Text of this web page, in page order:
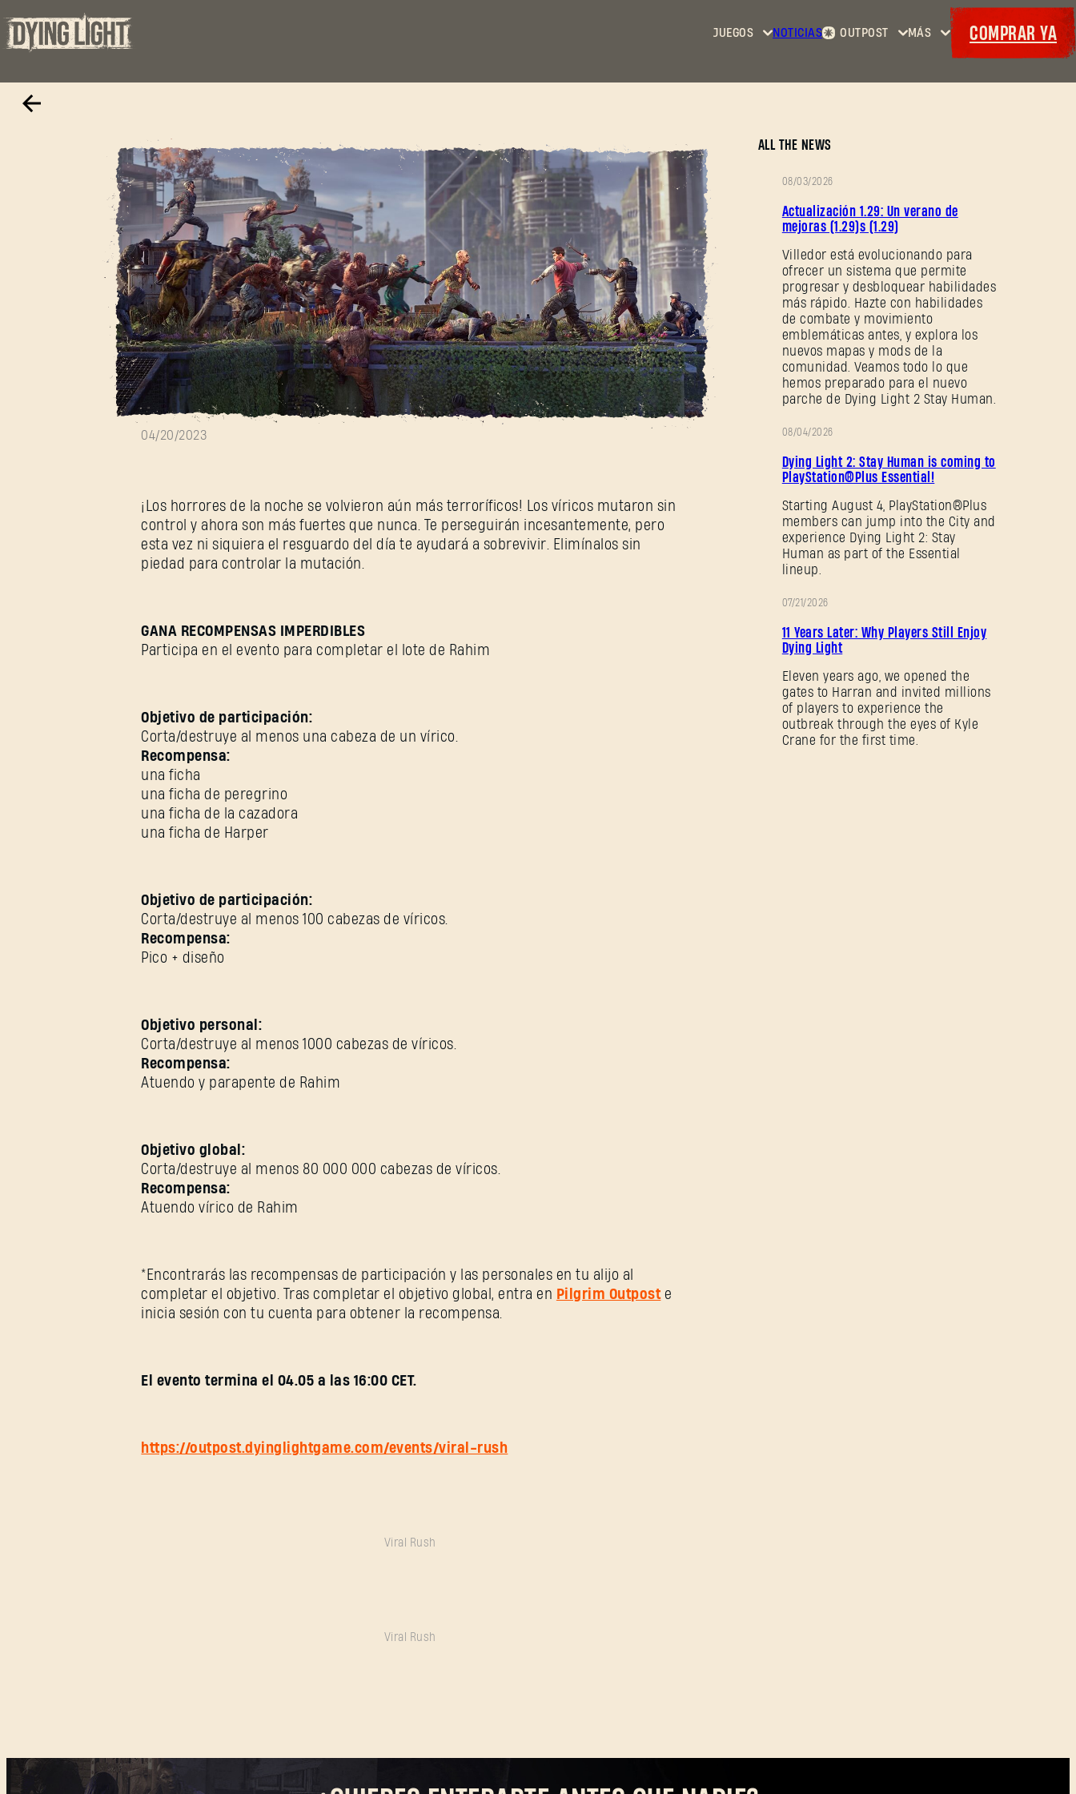
JUEGOS
Dying
Light
Human
NOTICIAS OUTPOST
Contratos
MÁS
Eventos
Cositas
COMPRAR YA
Viral Rush
04/20/2023
¡Los horrores de la noche se volvieron aún más terroríficos! Los víricos mutaron sin
control y ahora son más fuertes que nunca. Te perseguirán incesantemente, pero
esta vez ni siquiera el resguardo del día te ayudará a sobrevivir. Elimínalos sin
piedad para controlar la mutación.
GANA RECOMPENSAS IMPERDIBLES
Participa en el evento para completar el lote de Rahim
Objetivo de participación:
Corta/destruye al menos una cabeza de un vírico.
Recompensa:
una ficha
una ficha de peregrino
una ficha de la cazadora
una ficha de Harper
Objetivo de participación:
Corta/destruye al menos 100 cabezas de víricos.
Recompensa:
Pico + diseño
Objetivo personal:
Corta/destruye al menos 1000 cabezas de víricos.
Recompensa:
Atuendo y parapente de Rahim
Objetivo global:
Corta/destruye al menos 80 000 000 cabezas de víricos.
Recompensa:
Atuendo vírico de Rahim
*Encontrarás las recompensas de participación y las personales en tu alijo al
completar el objetivo. Tras completar el objetivo global, entra en Pilgrim Outposte
inicia sesión con tu cuenta para obtener la recompensa.
El evento termina el 04.05 a las 16:00 CET.
https://outpost.dyinglightgame.com/events/viral-rush
Viral Rush
Viral Rush
ALL THE NEWS
08/03/2026
Actualización 1.29: Un verano de
mejoras (1.29)s (1.29)
Villedor está evolucionando para
ofrecer un sistema que permite
progresar y desbloquear habilidades
más rápido. Hazte con habilidades
de combate y movimiento
emblemáticas antes, y explora los
nuevos mapas y mods de la
comunidad. Veamos todo lo que
hemos preparado para el nuevo
parche de Dying Light 2 Stay Human.
08/04/2026
Dying Light 2: Stay Human is coming to
PlayStation®Plus Essential!
Starting August 4, PlayStation®Plus
members can jump into the City and
experience Dying Light 2: Stay
Human as part of the Essential
lineup.
07/21/2026
11 Years Later: Why Players Still Enjoy
Dying Light
Eleven years ago, we opened the
gates to Harran and invited millions
of players to experience the
outbreak through the eyes of Kyle
Crane for the first time.